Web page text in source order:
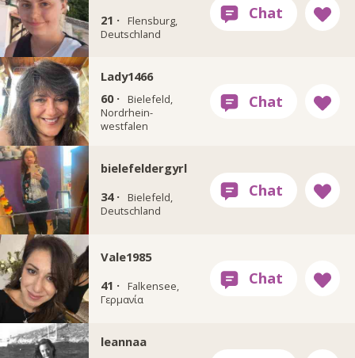
21 ·
Flensburg,
Deutschland
Lady1466
60 ·
Bielefeld,
Nordrhein-
westfalen
bielefeldergyrl
34 ·
Bielefeld,
Deutschland
Vale1985
41 ·
Falkensee,
Γερμανία
leannaa